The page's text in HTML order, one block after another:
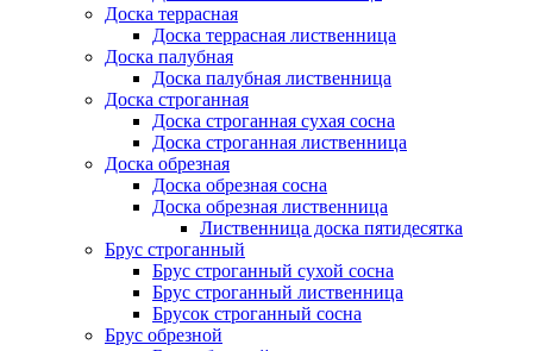
Доска террасная
Доска террасная лиственница
Доска палубная
Доска палубная лиственница
Доска строганная
Доска строганная сухая сосна
Доска строганная лиственница
Доска обрезная
Доска обрезная сосна
Доска обрезная лиственница
Лиственница доска пятидесятка
Брус строганный
Брус строганный сухой сосна
Брус строганный лиственница
Брусок строганный сосна
Брус обрезной